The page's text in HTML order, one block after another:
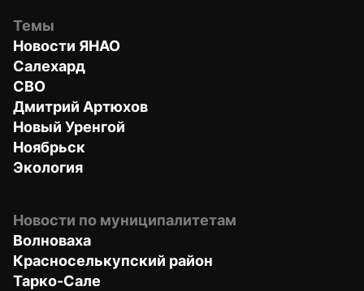
Темы
Новости ЯНАО
Салехард
СВО
Дмитрий Артюхов
Новый Уренгой
Ноябрьск
Экология
Новости по муниципалитетам
Волноваха
Красноселькупский район
Тарко-Сале